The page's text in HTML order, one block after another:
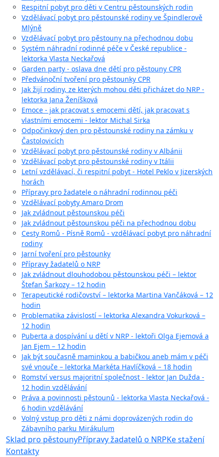
Respitní pobyt pro děti v Centru pěstounských rodin
Vzdělávací pobyt pro pěstounské rodiny ve Špindlerově
Mlýně
Vzdělávací pobyt pro pěstouny na přechodnou dobu
Systém náhradní rodinné péče v České republice -
lektorka Vlasta Neckařová
Garden party - oslava dne dětí pro pěstouny CPR
Předvánoční tvoření pro pěstounky CPR
Jak žijí rodiny, ze kterých mohou děti přicházet do NRP -
lektorka Jana Ženíšková
Emoce - jak pracovat s emocemi dětí, jak pracovat s
vlastními emocemi - lektor Michal Sirka
Odpočinkový den pro pěstounské rodiny na zámku v
Častolovicích
Vzdělávací pobyt pro pěstounské rodiny v Albánii
Vzdělávací pobyt pro pěstounské rodiny v Itálii
Letní vzdělávací, či respitní pobyt - Hotel Peklo v Jizerských
horách
Přípravy pro žadatele o náhradní rodinnou péči
Vzdělávací pobyty Amaro Drom
Jak zvládnout pěstounskou péči
Jak zvládnout pěstounskou péči na přechodnou dobu
Cesty Romů - Písně Romů - vzdělávací pobyt pro náhradní
rodiny
Jarní tvoření pro pěstounky
Přípravy žadatelů o NRP
Jak zvládnout dlouhodobou pěstounskou péči – lektor
Štefan Šarkozy – 12 hodin
Terapeutické rodičovství – lektorka Martina Vančáková – 12
hodin
Problematika závislostí – lektorka Alexandra Vokurková –
12 hodin
Puberta a dospívání u dětí v NRP - lektoři Olga Ejemová a
Jan Ejem – 12 hodin
Jak být současně maminkou a babičkou aneb mám v péči
své vnouče – lektorka Markéta Havlíčková – 18 hodin
Romství versus majoritní společnost - lektor Jan Dužda -
12 hodin vzdělávání
Práva a povinnosti pěstounů - lektorka Vlasta Neckařová -
6 hodin vzdělávání
Volný vstup pro děti z námi doprovázených rodin do
Zábavního parku Mirákulum
Sklad pro pěstounyPřípravy žadatelů o NRPKe stažení
Kontakty